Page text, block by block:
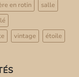
en rotin
salle
vintage étoile